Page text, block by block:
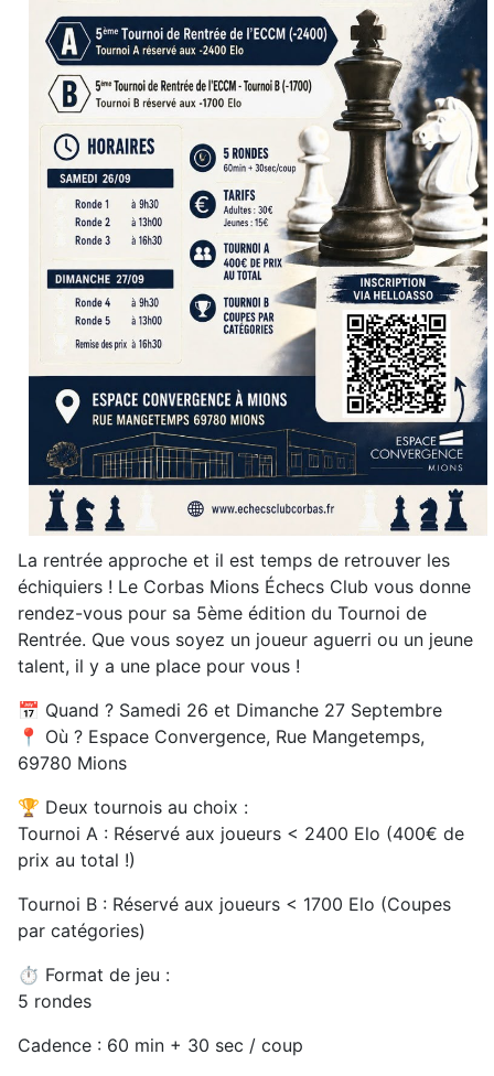
La rentrée approche et il est temps de retrouver les
échiquiers ! Le Corbas Mions Échecs Club vous donne
rendez-vous pour sa 5ème édition du Tournoi de
Rentrée. Que vous soyez un joueur aguerri ou un jeune
talent, il y a une place pour vous !
📅 Quand ? Samedi 26 et Dimanche 27 Septembre
📍 Où ? Espace Convergence, Rue Mangetemps,
69780 Mions
🏆 Deux tournois au choix :
Tournoi A : Réservé aux joueurs < 2400 Elo (400€ de
prix au total !)
Tournoi B : Réservé aux joueurs < 1700 Elo (Coupes
par catégories)
⏱️ Format de jeu :
5 rondes
Cadence : 60 min + 30 sec / coup